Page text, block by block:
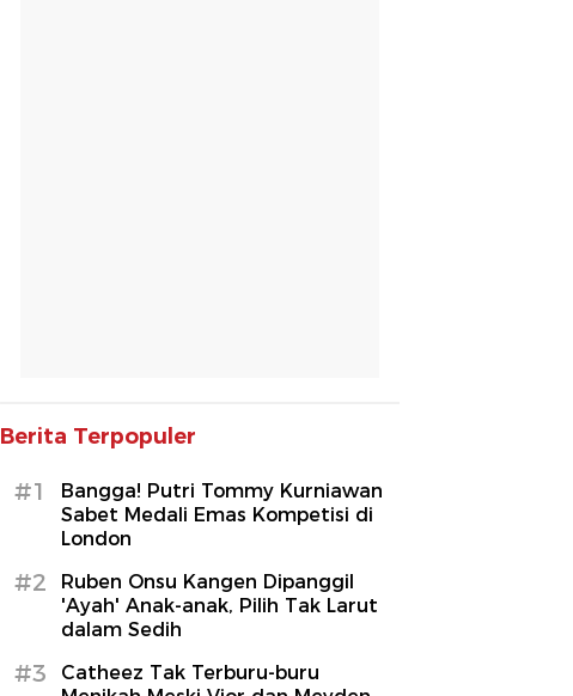
Berita Terpopuler
#1
Bangga! Putri Tommy Kurniawan
Sabet Medali Emas Kompetisi di
London
#2
Ruben Onsu Kangen Dipanggil
'Ayah' Anak-anak, Pilih Tak Larut
dalam Sedih
#3
Catheez Tak Terburu-buru